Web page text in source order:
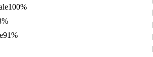
100%
91%